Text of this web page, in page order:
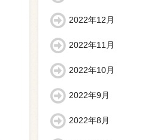
2022年12月
2022年11月
2022年10月
2022年9月
2022年8月